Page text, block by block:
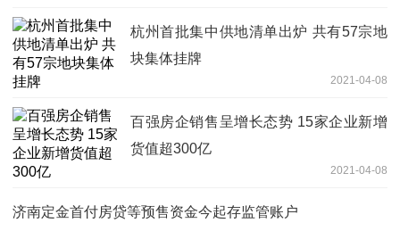
杭州首批集中供地清单出炉 共有57宗地
块集体挂牌
2021-04-08
百强房企销售呈增长态势 15家企业新增
货值超300亿
2021-04-08
济南定金首付房贷等预售资金今起存监管账户